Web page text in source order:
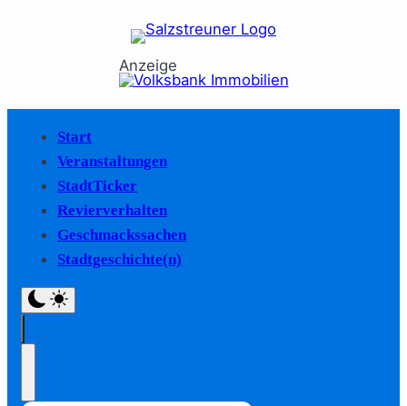
Anzeige
Start
Veranstaltungen
StadtTicker
Revierverhalten
Geschmackssachen
Stadtgeschichte(n)